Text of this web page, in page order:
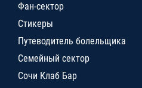
Фан-сектор
Стикеры
Путеводитель болельщика
Семейный сектор
Сочи Клаб Бар